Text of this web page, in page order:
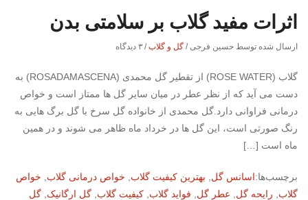
اثرات مفید گلاب بر سلامتی بدن
ارسال شده توسط حسین فرجی/ گل و گلاب / ۳ دیدگاه
گلاب (ROSE WATER) از تقطیر گل محمدی (ROSADAMASCENA) به
دست می آید که از نظر عطر در میان سایر گل ها ممتاز است و خواص
درمانی فراوانی دارد.گل محمدی از خانواده گل سرخ با گل برگ هایی به
رنگ صورتی است، این گل ها در خرداد ماه ظاهر می شوند و در همین
ماه است […]
برچسب‌ها:اسانس گل بهترین کیفیت گلاب خواص درمانی گلاب
خواص
گلاب
رایحه گل عطر گل فواید گلاب کیفیت گلاب گل ارگانیک گل